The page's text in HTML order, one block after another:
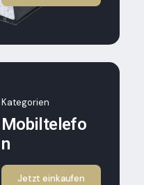
Kategorien
Mobiltelefo
N
Jetzt einkaufen